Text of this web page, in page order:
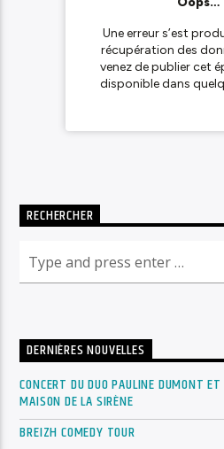
RECHERCHER
DERNIÈRES NOUVELLES
CONCERT DU DUO PAULINE DUMONT
MAISON DE LA SIRÈNE
BREIZH COMEDY TOUR